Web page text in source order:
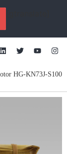
HG-KN73J-S100